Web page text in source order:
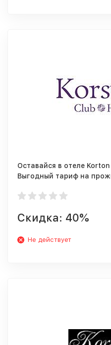
Оставайся в отеле
Выгодный тариф на
Скидка: 40%
Не действует